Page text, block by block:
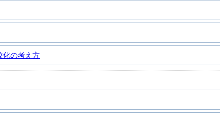
化の考え方